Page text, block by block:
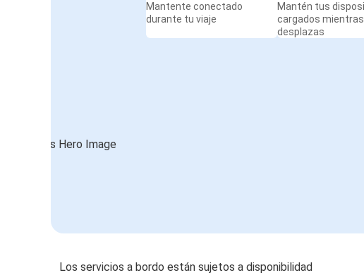
Mantente conectado
durante tu viaje
Mantén tus
cargados
desplazas
Los servicios a bordo están sujetos a disponibilidad